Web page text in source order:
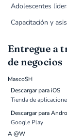
Adolescentes
Capacitación y
Entregue a
de negocios
MascoSH
Descargar para iOS
Tienda de
Descargar para
Google Play
A @W